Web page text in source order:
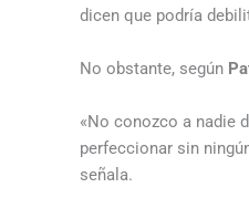
dicen que podría
No obstante, según
«No conozco a nadie
perfeccionar sin
señala.